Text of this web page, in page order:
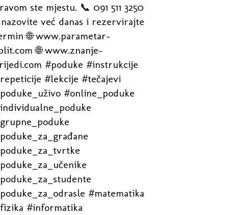
ste mjestu. 📞 091 511 3250
već danas i rezervirajte
🌐 www.parametar-
🌐 www.znanje-
#poduke #instrukcije
#lekcije #tečajevi
#online_poduke
#matematika
#informatika